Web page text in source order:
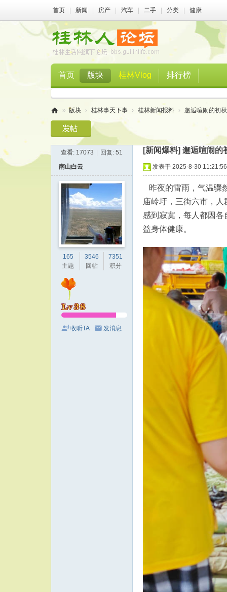
首页 新闻 房产 汽车 二手 分类 健康
首页 版块 桂林Vlog 排行榜
林
» 版块 › 桂林事天下事 › 桂林新闻报料 › 邂逅喧闹的初
查看: 17073 回复: 51 [新闻爆料] 邂逅喧闹的
南山白云
165
主题
3546
回帖
7351
积分
收听TA 发消息
发表于 2025-8-30 11:21:56
昨夜的雷雨，气温骤
庙岭圩，三街六市，
感到寂寞，每人都因
益身体健康。